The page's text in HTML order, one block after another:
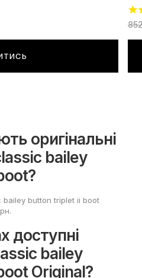
оригінальні
bailey
bailey button triplet ii boot
доступні
bailey
Original?